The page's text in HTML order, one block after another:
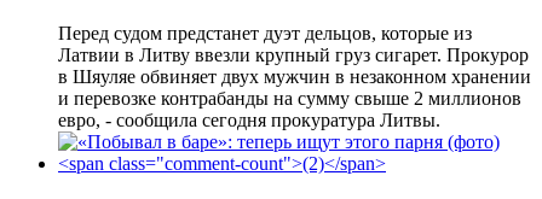
Перед судом предстанет дуэт дельцов, которые из
Латвии в Литву ввезли крупный груз сигарет. Прокурор
в Шяуляе обвиняет двух мужчин в незаконном хранении
и перевозке контрабанды на сумму свыше 2 миллионов
евро, - сообщила сегодня прокуратура Литвы.